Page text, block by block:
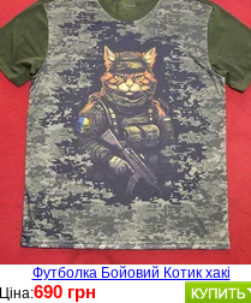
Футболка Бойовий Котик хакі
Ціна:690 грн